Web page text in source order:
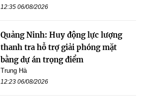
12:35 06/08/2026
Quảng Ninh: Huy động lực lượng
thanh tra hỗ trợ giải phóng mặt
bằng dự án trọng điểm
Trung Hà
12:23 06/08/2026